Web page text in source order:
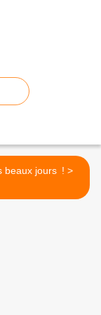
Oh ! les beaux jours ! >